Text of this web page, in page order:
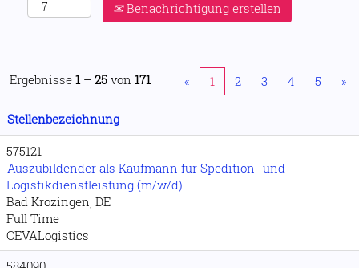
Benachrichtigung erstellen
Ergebnisse 1 – 25 von 171 « 1 2 3 4 5 »
Stellenbezeichnung
575121
Auszubildender als Kaufmann für Spedition- und
Logistikdienstleistung (m/w/d)
Bad Krozingen, DE
Full Time
CEVALogistics